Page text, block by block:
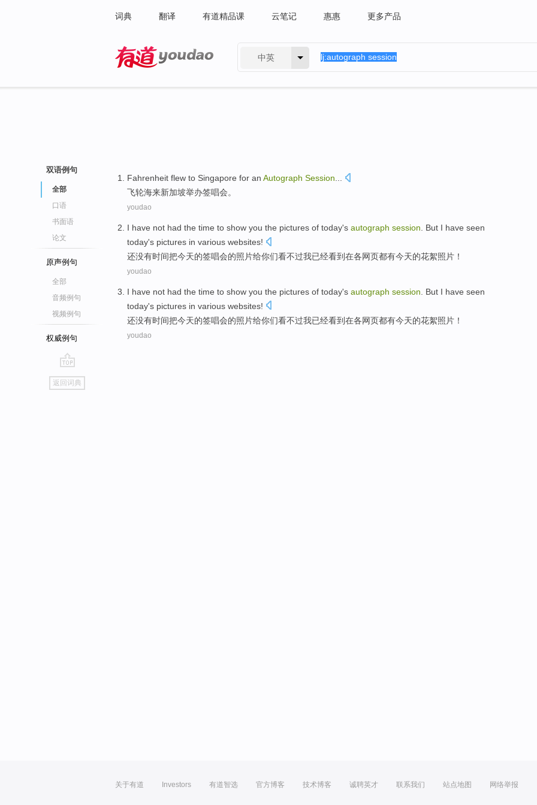
词典 翻译 有道精品课 云笔记 惠惠 更多产品
中英
双语例句
全部
口语
书面语
论文
原声例句
全部
音频例句
视频例句
权威例句
go
top
返回词典
Fahrenheit flew to Singapore for an Autograph Session
飞轮海来新加坡举办签唱会。
youdao
I have not had the time to show you the pictures of today's autograph session But I have seen
today's pictures in various websites!
还没有时间把今天的签唱会的照片给你们看不过我已经看到在各网页都有今天的花絮照片！
youdao
I have not had the time to show you the pictures of today's autograph session But I have seen
today's pictures in various websites!
还没有时间把今天的签唱会的照片给你们看不过我已经看到在各网页都有今天的花絮照片！
youdao
关于有道 Investors 有道智选 官方博客 技术博客 诚聘英才 联系我们 站点地图 网络举报